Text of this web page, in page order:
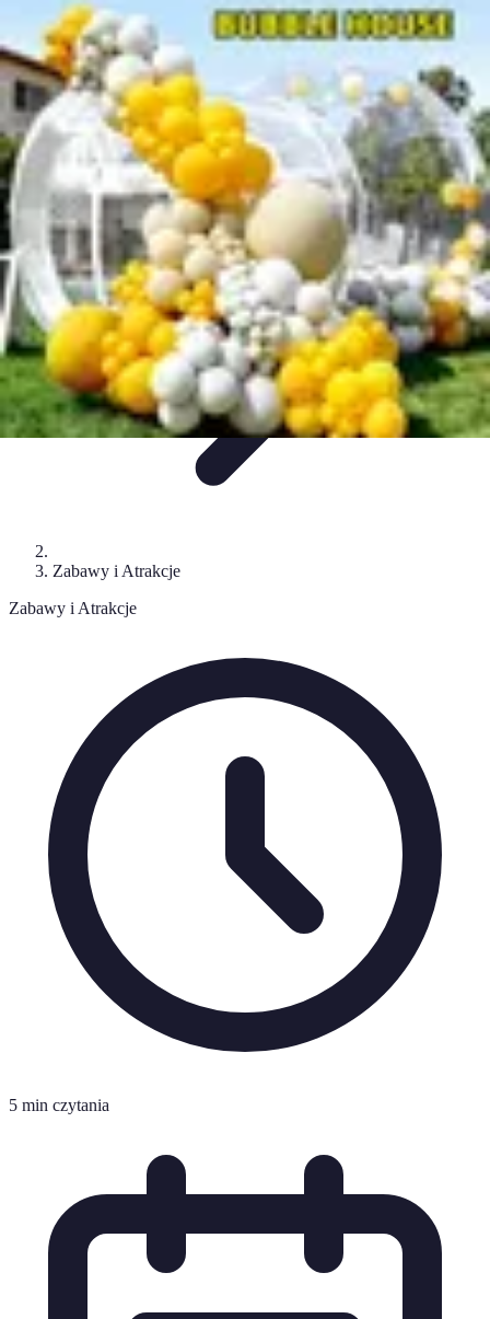
Zabawa i Rozrywka
Imprezy i PrzyjęciaZabawy dla dzieciZabawy na świeżym
powietrzuOrganizacja imprez
Zabawa i Rozrywka
Zabawy i Atrakcje
Zabawy i Atrakcje
5 min czytania